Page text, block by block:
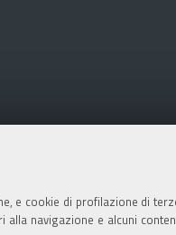
e cookie di profilazione di
navigazione e alcuni